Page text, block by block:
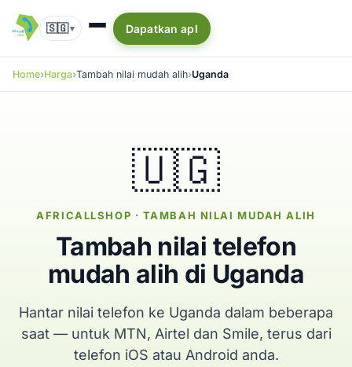
🇸🇬▾ Dapatkan apl
Home Harga Tambah nilai mudah alih Uganda
🇺🇬
AFRICALLSHOP · TAMBAH NILAI MUDAH ALIH
Tambah nilai telefon
mudah alih di Uganda
Hantar nilai telefon ke Uganda dalam beberapa
saat — untuk MTN, Airtel dan Smile, terus dari
telefon iOS atau Android anda.